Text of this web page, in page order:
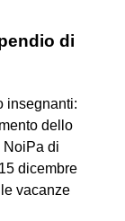
di
insegnanti:
dello
di
dicembre
vacanze